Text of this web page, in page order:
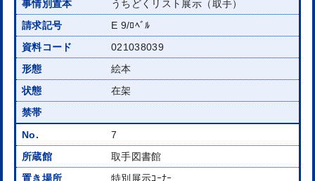
うちどくリスト展示（取手）
E 9/ﾛﾍﾞﾙ
021038039
絵本
在架
7
取手図書館
特別展示ｺｰﾅｰ